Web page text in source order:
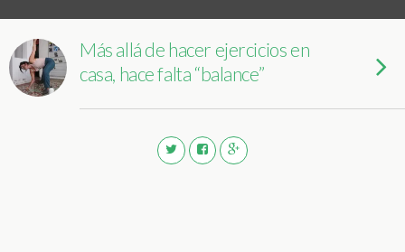
Más allá de hacer ejercicios en
casa, hace falta “balance”